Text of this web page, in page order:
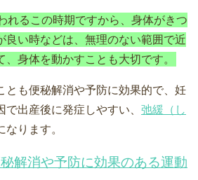
れるこの時期ですから、身体がきつ
良い時などは、無理のない範囲で近
、身体を動かすことも大切です。
とも便秘解消や予防に効果的で、妊
出産後に発症しやすい、 弛緩（し
なります。
解消や予防に効果のある運動